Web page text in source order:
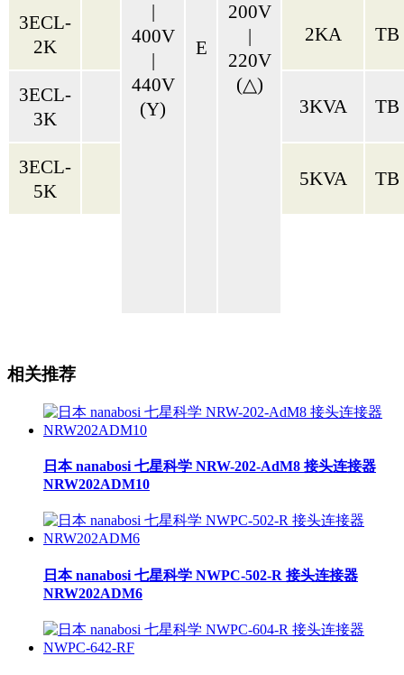
|
400V
|
440V
(Y)
E
200V
|
220V
(△)
3ECL-
2K
2KA TB
3ECL-
3K
3KVA TB
3ECL-
5K
5KVA TB
相关推荐
日本 nanabosi 七星科学 NRW-202-AdM8 接头连接器
NRW202ADM10
日本 nanabosi 七星科学 NWPC-502-R 接头连接器
NRW202ADM6